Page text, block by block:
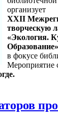
организует
XXII
творческую
«Экология.
Образование»
в фокусе
Мероприятие